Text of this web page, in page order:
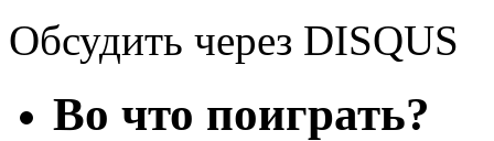
Обсудить через DISQUS
Во что поиграть?